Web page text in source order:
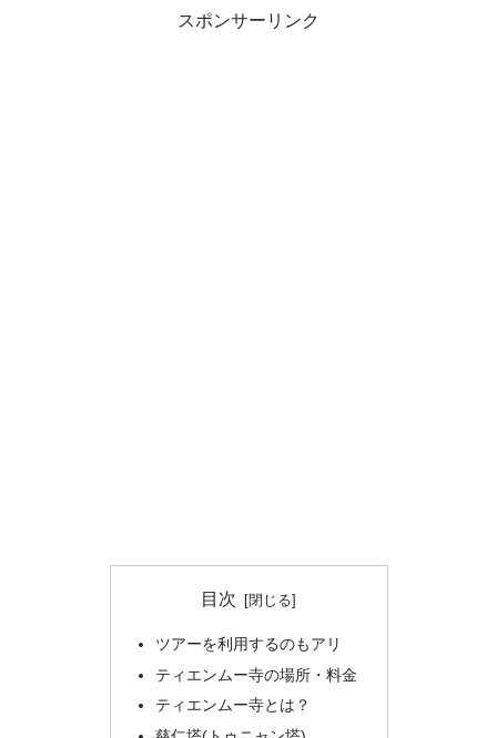
スポンサーリンク
目次
ツアーを利用するのもアリ
ティエンムー寺の場所・料金
ティエンムー寺とは？